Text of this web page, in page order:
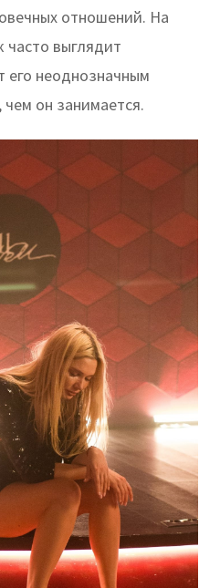
отношений. На
выглядит
его неоднозначным
чем он занимается.